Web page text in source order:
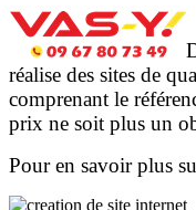
réalise des sites de
comprenant le
prix ne soit plus un
Pour en savoir plus